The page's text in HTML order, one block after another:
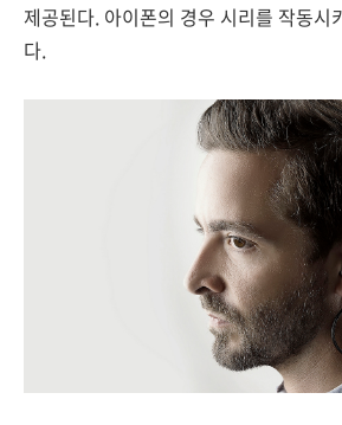
제공된다. 아이폰의 경우 시리를 작동시
다.